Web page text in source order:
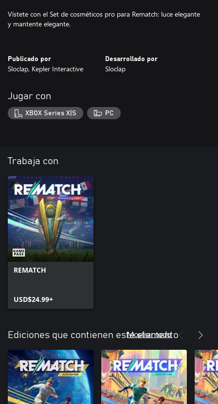
Vístete con el Set de cosméticos pro para Rematch: luce elegante
y mantente elegante.
Publicado por
Sloclap, Kepler Interactive
Desarrollado por
Sloclap
Jugar con
XBOX Series X|S PC
Trabaja con
REMATCH
USD$24.99+
Ediciones que contienen este elemento
Mostrar todo